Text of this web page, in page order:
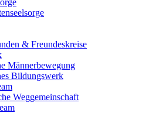
& Freundeskreise
Männerbewegung
Bildungswerk
Weggemeinschaft